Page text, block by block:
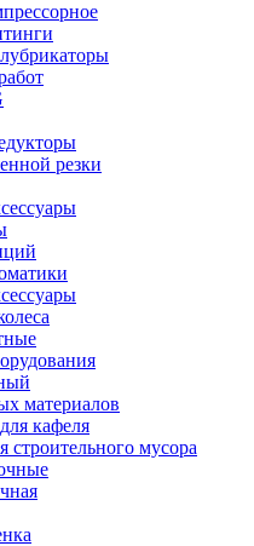
резки
материалов
кафеля
мусора